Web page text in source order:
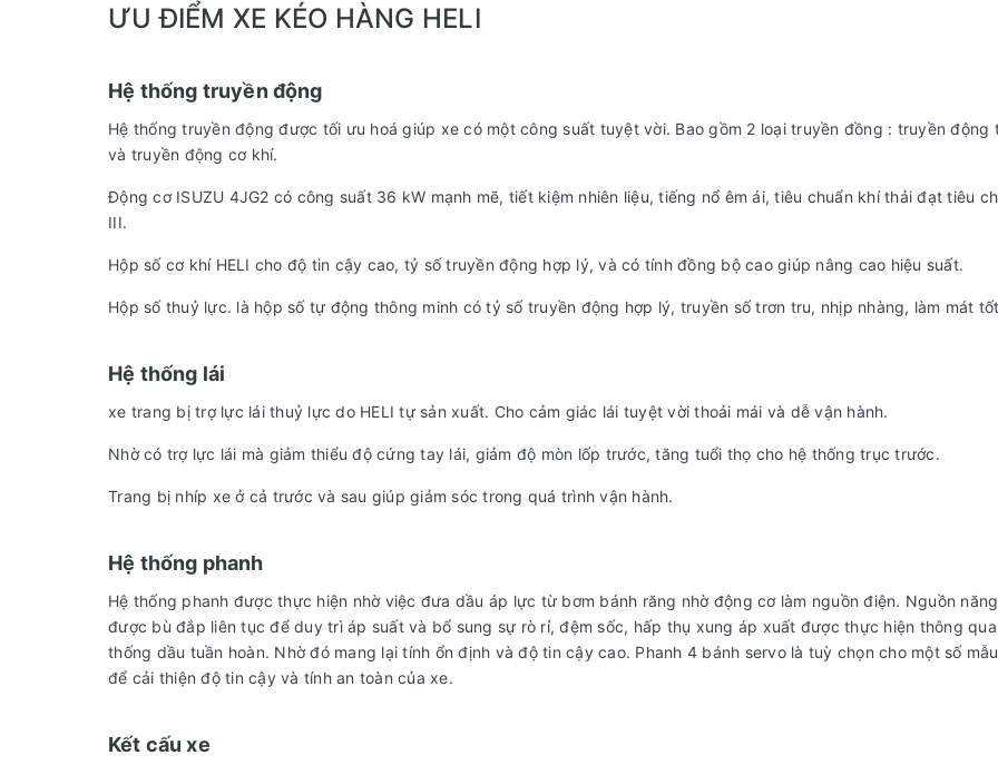
ƯU ĐIỂM XE KÉO HÀNG HELI
Hệ thống truyền động
Hệ thống truyền động được tối ưu hoá giúp xe có một công suất tuyệt vời. Bao gồm 2 loại truyền đồng : truyền động
và truyền động cơ khí.
Động cơ ISUZU 4JG2 có công suất 36 kW mạnh mẽ, tiết kiệm nhiên liệu, tiếng nổ êm ái, tiêu chuẩn khí thải đạt tiêu
III.
Hộp số cơ khí HELI cho độ tin cậy cao, tỷ số truyền động hợp lý, và có tính đồng bộ cao giúp nâng cao hiệu suất.
Hộp số thuỷ lực. là hộp số tự động thông minh có tỷ số truyền động hợp lý, truyền số trơn tru, nhịp nhàng, làm mát
Hệ thống lái
xe trang bị trợ lực lái thuỷ lực do HELI tự sản xuất. Cho cảm giác lái tuyệt vời thoải mái và dễ vận hành.
Nhờ có trợ lực lái mà giảm thiểu độ cứng tay lái, giảm độ mòn lốp trước, tăng tuổi thọ cho hệ thống trục trước.
Trang bị nhíp xe ở cả trước và sau giúp giảm sóc trong quá trình vận hành.
Hệ thống phanh
Hệ thống phanh được thực hiện nhờ việc đưa dầu áp lực từ bơm bánh răng nhờ động cơ làm nguồn điện. Nguồn
được bù đắp liên tục để duy trì áp suất và bổ sung sự rò rỉ, đệm sốc, hấp thụ xung áp xuất được thực hiện thông
thống dầu tuần hoàn. Nhờ đó mang lại tính ổn định và độ tin cậy cao. Phanh 4 bánh servo là tuỳ chọn cho một số
để cải thiện độ tin cậy và tính an toàn của xe.
Kết cấu xe